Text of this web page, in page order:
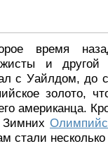
время
и другой
с Уайлдом, до
золото,
американца.
Зимних
стали